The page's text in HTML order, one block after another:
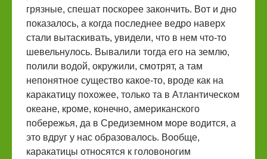
грязные, спешат поскорее закончить. Вот и дно
показалось, а когда последнее ведро наверх
стали вытаскивать, увидели, что в нем что-то
шевельнулось. Вывалили тогда его на землю,
полили водой, окружили, смотрят, а там
непонятное существо какое-то, вроде как на
каракатицу похожее, только та в Атлантическом
океане, кроме, конечно, американского
побережья, да в Средиземном море водится, а
это вдруг у нас образовалось. Вообще,
каракатицы относятся к головоногим